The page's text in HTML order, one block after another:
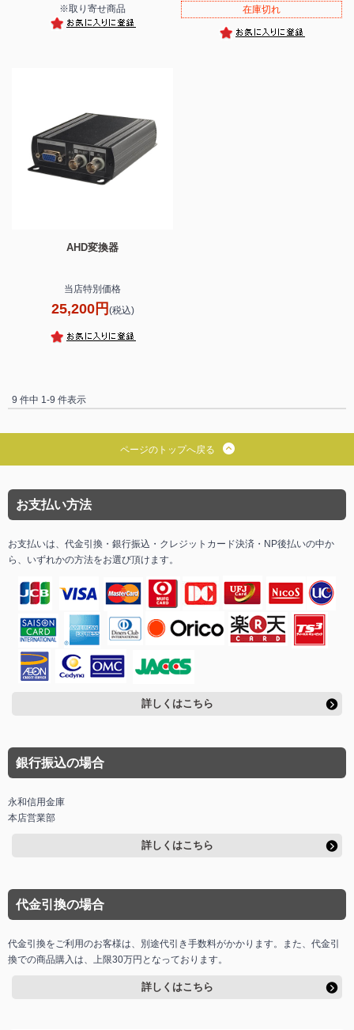
※取り寄せ商品 在庫切れ
AHD変換器
当店特別価格
25,200円 (税込)
9 件中 1-9 件表示
ページのトップへ戻る
お支払い方法
お支払いは、代金引換・銀行振込・クレジットカード決済・NP後払いの中か
ら、いずれかの方法をお選び頂けます。
詳しくはこちら
銀行振込の場合
永和信用金庫
本店営業部
詳しくはこちら
代金引換の場合
代金引換をご利用のお客様は、別途代引き手数料がかかります。また、代金引
換での商品購入は、上限30万円となっております。
詳しくはこちら